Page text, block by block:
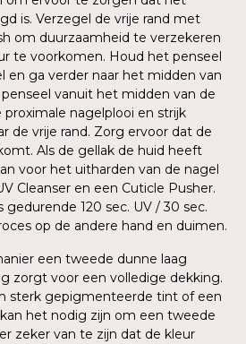
is. Verzegel de vrije rand met
om duurzaamheid te verzekeren
te voorkomen. Houd het penseel
en ga verder naar het midden van
vanuit het midden van de
nagelplooi en strijk
de vrije rand. Zorg ervoor dat de
Als de gellak de huid heeft
voor het uitharden van de nagel
Cleanser en een Cuticle Pusher.
gedurende 120 sec. UV / 30 sec.
op de andere hand en duimen.
een tweede dunne laag
zorgt voor een volledige dekking.
sterk gepigmenteerde tint of een
het nodig zijn om een tweede
zeker van te zijn dat de kleur